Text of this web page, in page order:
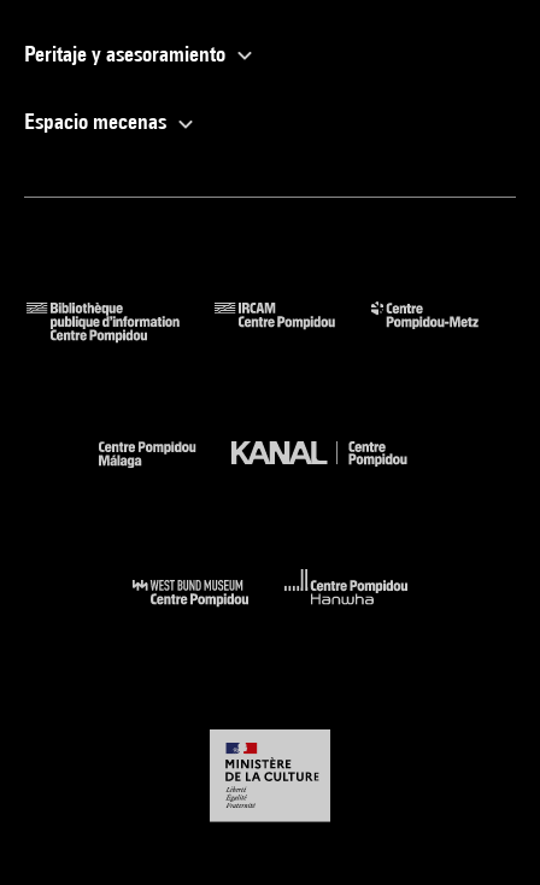
Peritaje y asesoramiento
Espacio mecenas